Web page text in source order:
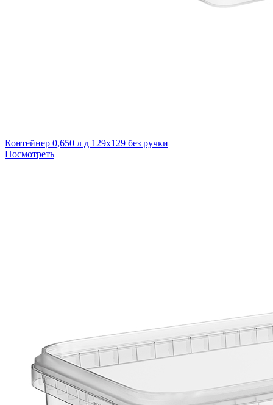
Контейнер 0,650 л д 129х129 без ручки
Посмотреть